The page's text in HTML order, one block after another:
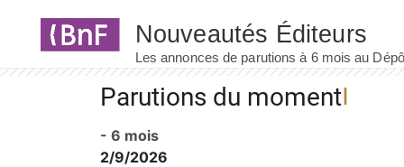
Parutions du moment
- 6 mois
2/9/2026